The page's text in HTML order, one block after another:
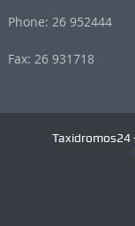
Phone: 26 952444
Fax: 26 931718
Taxidromos24